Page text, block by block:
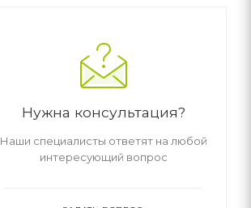
Нужна консультация?
Наши специалисты ответят на любой
интересующий вопрос